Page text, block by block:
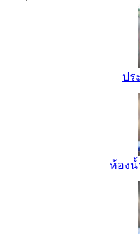
ปร
ห้องน้